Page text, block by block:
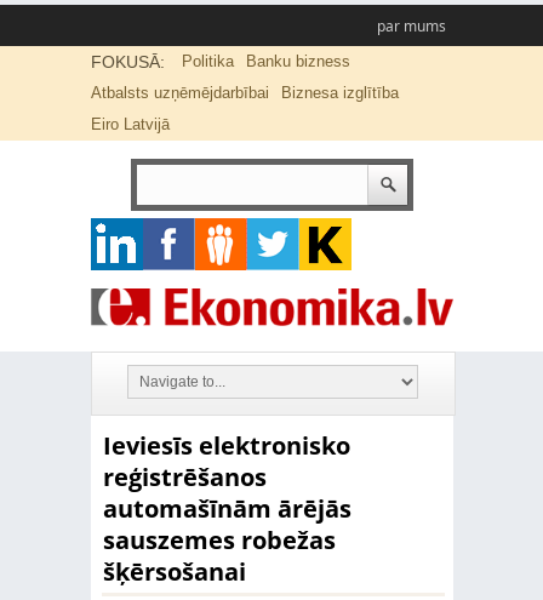
par mums
FOKUSĀ: Politika
Banku bizness
Atbalsts uzņēmējdarbībai
Biznesa izglītība
Eiro Latvijā
Ieviesīs elektronisko
reģistrēšanos
automašīnām ārējās
sauszemes robežas
šķērsošanai